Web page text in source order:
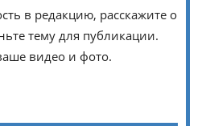
в редакцию, расскажите о
тему для публикации.
видео и фото.